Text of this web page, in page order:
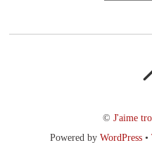
©J'aime
Powered byWordPress •